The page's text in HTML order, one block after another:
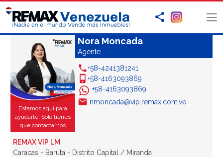
Estamos aquí para
ayudarte: Sólo tienes
que contactarnos
Nora Moncada
Agente
+58-4241381241
+58-4163093869
+58-4163093869
nmoncada@vip.remax.com.ve
REMAX VIP LM
Caracas - Baruta - Distrito Capital / Miranda